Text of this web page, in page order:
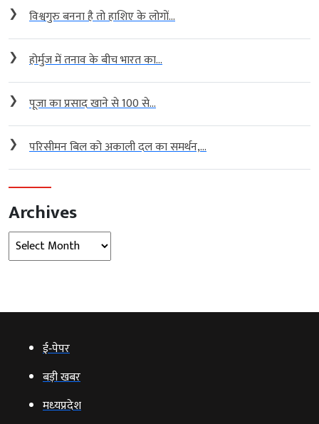
❯ विश्वगुरु बनना है तो हाशिए के लोगों...
❯ होर्मुज में तनाव के बीच भारत का...
❯ पूजा का प्रसाद खाने से 100 से...
❯ परिसीमन बिल को अकाली दल का समर्थन,...
Archives
Archives
ई‑पेपर
बड़ी खबर
मध्‍यप्रदेश